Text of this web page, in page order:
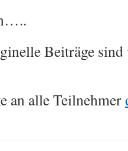
Beiträge
an alle Teilnehmer